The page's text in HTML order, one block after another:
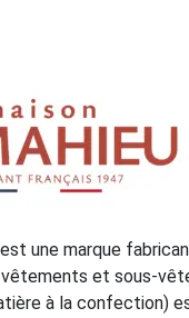
une marque
et sous-
à la confection)